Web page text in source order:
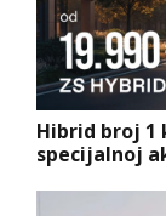
Hibrid broj 1
specijalnoj